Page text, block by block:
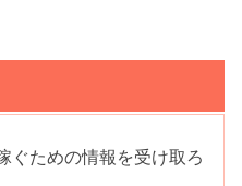
ぐための情報を受け取ろ